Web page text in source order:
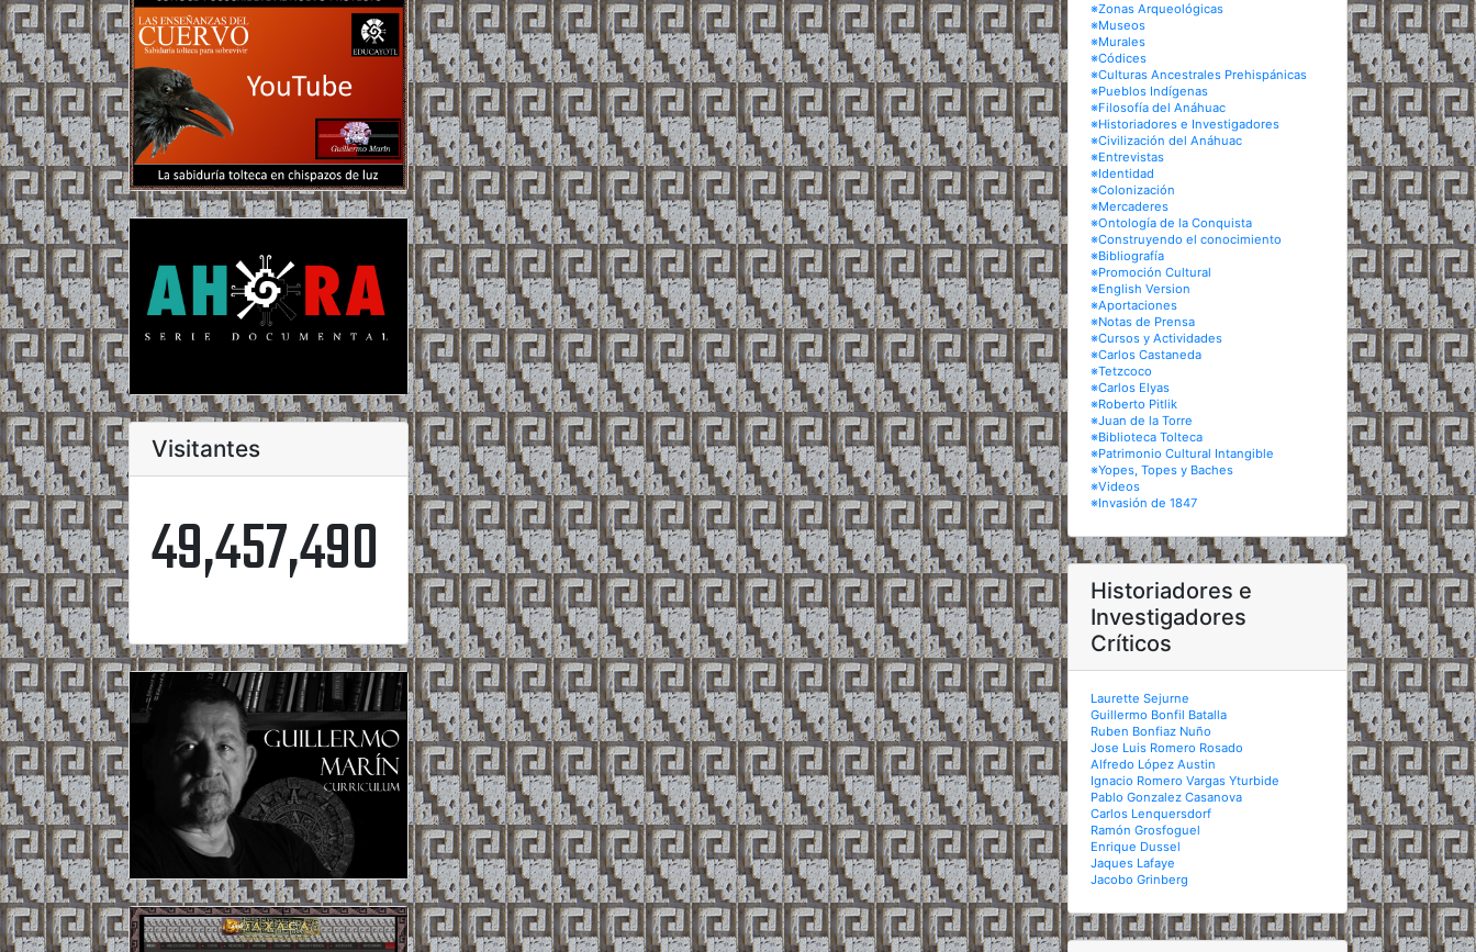
Visitantes
49,457,490
※Zonas Arqueológicas
※Museos
※Murales
※Códices
※Culturas Ancestrales Prehispánicas
※Pueblos Indígenas
※Filosofía del Anáhuac
※Historiadores e Investigadores
※Civilización del Anáhuac
※Entrevistas
※Identidad
※Colonización
※Mercaderes
※Ontología de la Conquista
※Construyendo el conocimiento
※Bibliografía
※Promoción Cultural
※English Version
※Aportaciones
※Notas de Prensa
※Cursos y Actividades
※Carlos Castaneda
※Tetzcoco
※Carlos Elyas
※Roberto Pitlik
※Juan de la Torre
※Biblioteca Tolteca
※Patrimonio Cultural Intangible
※Yopes, Topes y Baches
※Videos
※Invasión de 1847
Historiadores e
Investigadores
Críticos
Laurette Sejurne
Guillermo Bonfil Batalla
Ruben Bonfiaz Nuño
Jose Luis Romero Rosado
Alfredo López Austin
Ignacio Romero Vargas Yturbide
Pablo Gonzalez Casanova
Carlos Lenquersdorf
Ramón Grosfoguel
Enrique Dussel
Jaques Lafaye
Jacobo Grinberg